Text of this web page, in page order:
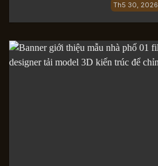
Th5 30, 2026